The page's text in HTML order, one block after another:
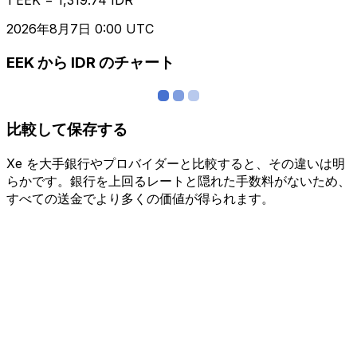
2026年8月7日 0:00 UTC
EEK から IDR のチャート
比較して保存する
Xe を大手銀行やプロバイダーと比較すると、その違いは明
らかです。銀行を上回るレートと隠れた手数料がないため、
すべての送金でより多くの価値が得られます。